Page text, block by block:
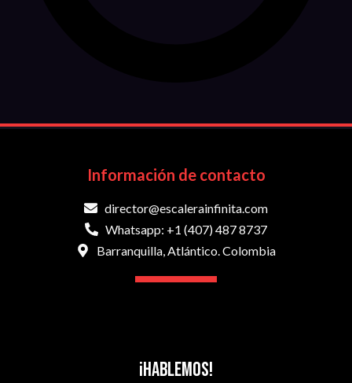
Información de contacto
director@escalerainfinita.com
Whatsapp: +1 (407) 487 8737
Barranquilla, Atlántico. Colombia
¡Hablemos!